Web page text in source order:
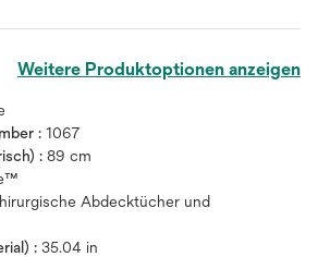
Weitere Produktoptionen anzeigen
: 1067
: 89 cm
Abdecktücher und
: 35.04 in